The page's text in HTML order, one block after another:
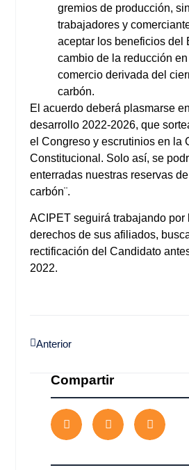
gremios de producción,
trabajadores y
aceptar los beneficios del
cambio de la reducción
comercio derivada del
carbón.
El acuerdo deberá plasmarse
desarrollo 2022-2026, que
el Congreso y escrutinios en la
Constitucional. Solo así, se
enterradas nuestras reservas
carbón¨.
ACIPET seguirá trabajando por
derechos de sus afiliados,
rectificación del Candidato
2022.
Anterior
Compartir